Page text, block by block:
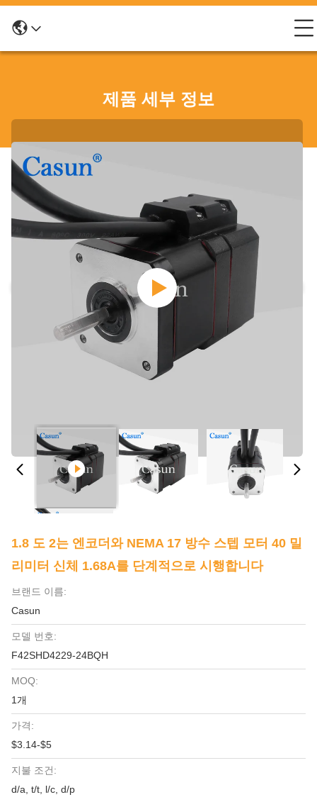
제품 세부 정보
1.8 도 2는 엔코더와 NEMA 17 방수 스텝 모터 40 밀
리미터 신체 1.68A를 단계적으로 시행합니다
브랜드 이름:
Casun
모델 번호:
F42SHD4229-24BQH
MOQ:
1개
가격:
$3.14-$5
지불 조건:
d/a, t/t, l/c, d/p